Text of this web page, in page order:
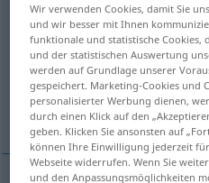
Kackef <Kacke> UMG
Übersicht aller
(Für mehr Details die
izmet
Wir verwenden Cookies, damit Sie
und wir besser mit Ihnen
funktionale und statistische Cookies,
und der statistischen Auswertung
werden auf Grundlage unserer
gespeichert. Marketing-Cookies und
personalisierter Werbung dienen,
durch einen Klick auf den
geben. Klicken Sie ansonsten auf
können Ihre Einwilligung jederzeit
Webseite widerrufen. Wenn Sie
und den Anpassungsmöglichkeiten